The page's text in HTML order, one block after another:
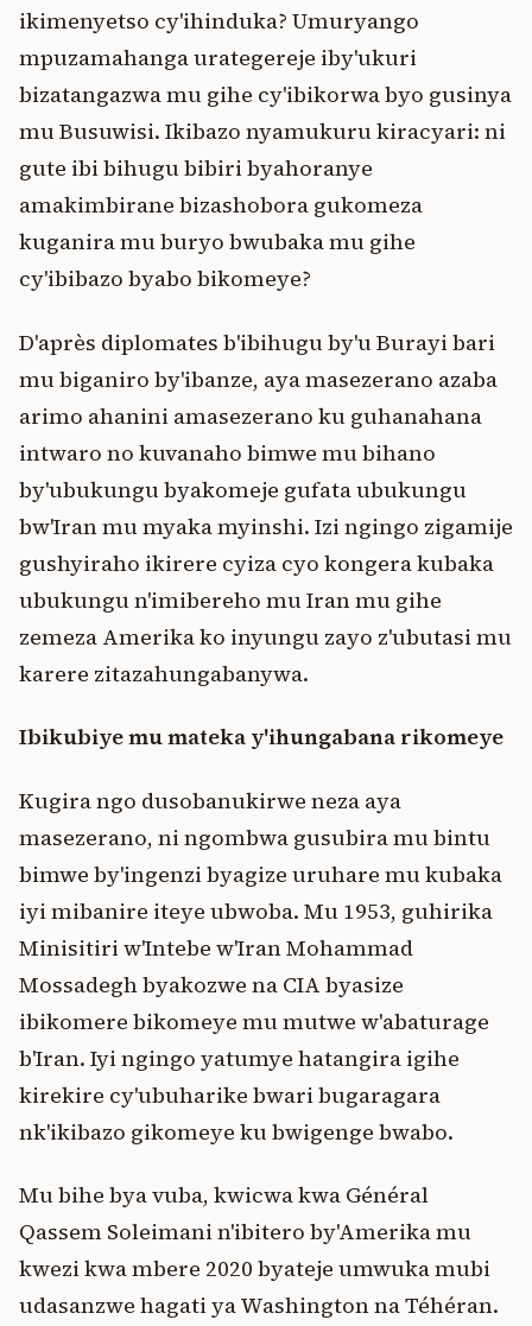
ikimenyetso cy'ihinduka? Umuryango
mpuzamahanga urategereje iby'ukuri
bizatangazwa mu gihe cy'ibikorwa byo gusinya
mu Busuwisi. Ikibazo nyamukuru kiracyari: ni
gute ibi bihugu bibiri byahoranye
amakimbirane bizashobora gukomeza
kuganira mu buryo bwubaka mu gihe
cy'ibibazo byabo bikomeye?
D'après diplomates b'ibihugu by'u Burayi bari
mu biganiro by'ibanze, aya masezerano azaba
arimo ahanini amasezerano ku guhanahana
intwaro no kuvanaho bimwe mu bihano
by'ubukungu byakomeje gufata ubukungu
bw'Iran mu myaka myinshi. Izi ngingo zigamije
gushyiraho ikirere cyiza cyo kongera kubaka
ubukungu n'imibereho mu Iran mu gihe
zemeza Amerika ko inyungu zayo z'ubutasi mu
karere zitazahungabanywa.
Ibikubiye mu mateka y'ihungabana rikomeye
Kugira ngo dusobanukirwe neza aya
masezerano, ni ngombwa gusubira mu bintu
bimwe by'ingenzi byagize uruhare mu kubaka
iyi mibanire iteye ubwoba. Mu 1953, guhirika
Minisitiri w'Intebe w'Iran Mohammad
Mossadegh byakozwe na CIA byasize
ibikomere bikomeye mu mutwe w'abaturage
b'Iran. Iyi ngingo yatumye hatangira igihe
kirekire cy'ubuharike bwari bugaragara
nk'ikibazo gikomeye ku bwigenge bwabo.
Mu bihe bya vuba, kwicwa kwa Général
Qassem Soleimani n'ibitero by'Amerika mu
kwezi kwa mbere 2020 byateje umwuka mubi
udasanzwe hagati ya Washington na Téhéran.